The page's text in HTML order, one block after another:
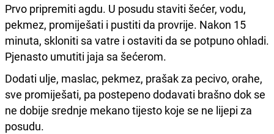
Prvo pripremiti agdu. U posudu staviti šećer, vodu,
pekmez, promiješati i pustiti da provrije. Nakon 15
minuta, skloniti sa vatre i ostaviti da se potpuno ohladi.
Pjenasto umutiti jaja sa šećerom.
Dodati ulje, maslac, pekmez, prašak za pecivo, orahe,
sve promiješati, pa postepeno dodavati brašno dok se
ne dobije srednje mekano tijesto koje se ne lijepi za
posudu.